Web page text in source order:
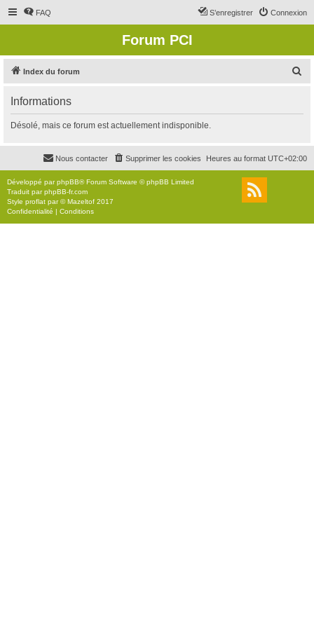
FAQ Connexion
S’enregistrer
Forum PCI
Index du forum
r
c
r
Informations
Désolé, mais ce forum est actuellement indisponible.
Heures au format UTC+02:00
Supprimer les cookies
Nous contacter
Développé parphpBB® Forum Software © phpBB Limited
Traduit parphpBB-fr.com
Style proflat par ©Mazeltof 2017
Confidentialité | Conditions